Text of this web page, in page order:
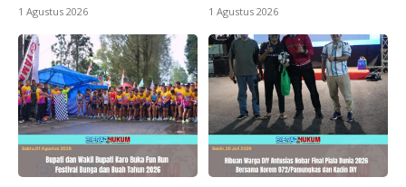
1 Agustus 2026 1 Agustus 2026